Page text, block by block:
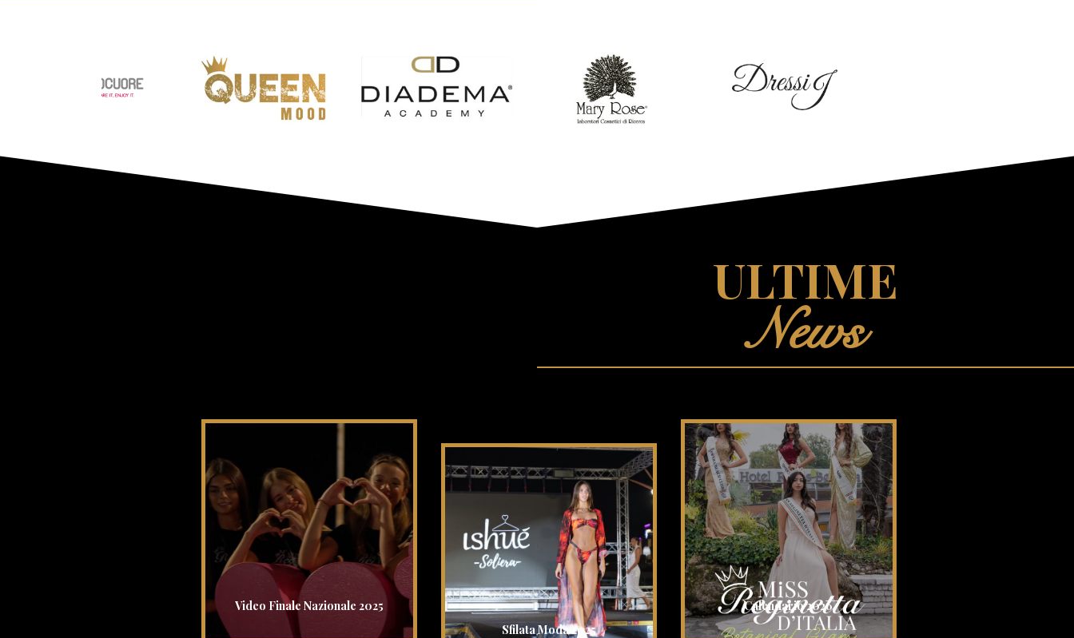
ULTIME
News
Video Finale Nazionale 2025
Sfilata Moda 2025
Calendario 2026